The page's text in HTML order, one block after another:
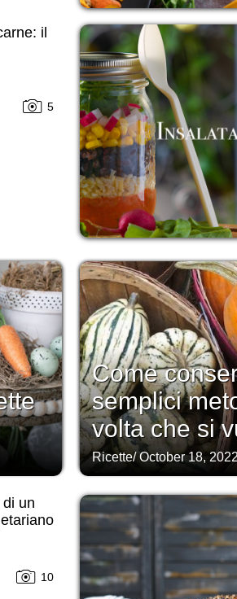
il
5
Come
semplici
volta che si
Ricette/October 18,
un
10